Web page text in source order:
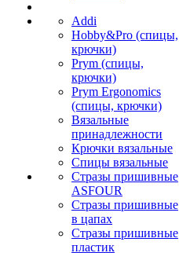
Addi
Hobby&Pro (спицы,
крючки)
Prym (спицы,
крючки)
Prym Ergonomics
(спицы, крючки)
Вязальные
принадлежности
Крючки вязальные
Спицы вязальные
Стразы пришивные
ASFOUR
Стразы пришивные
в цапах
Стразы пришивные
пластик